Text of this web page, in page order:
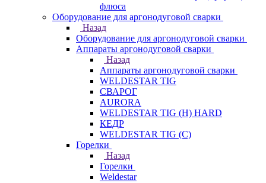
флюса
Оборудование для аргонодуговой сварки
Назад
Оборудование для аргонодуговой сварки
Аппараты аргонодуговой сварки
Назад
Аппараты аргонодуговой сварки
WELDESTAR TIG
СВАРОГ
AURORA
WELDESTAR TIG (H) HARD
КЕДР
WELDESTAR TIG (С)
Горелки
Назад
Горелки
Weldestar